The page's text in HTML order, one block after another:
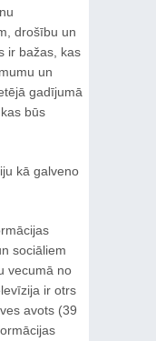
drošību un
ir bažas, kas
un
gadījumā
būs
kā galveno
sociāliem
vecumā no
ir otrs
avots (39